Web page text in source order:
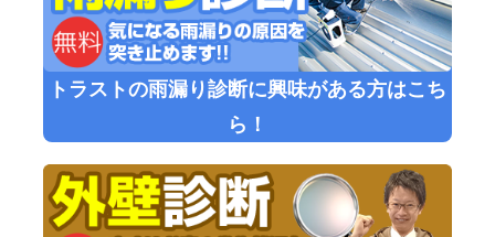
トラストの雨漏り診断に興味がある方はこち
ら！